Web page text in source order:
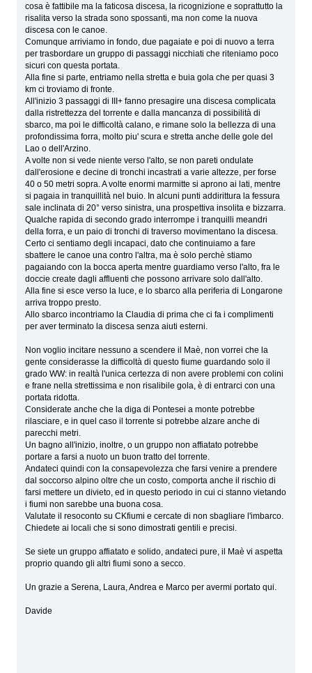
cosa è fattibile ma la faticosa discesa, la ricognizione e soprattutto la
risalita verso la strada sono spossanti, ma non come la nuova
discesa con le canoe.
Comunque arriviamo in fondo, due pagaiate e poi di nuovo a terra
per trasbordare un gruppo di passaggi nicchiati che riteniamo poco
sicuri con questa portata.
Alla fine si parte, entriamo nella stretta e buia gola che per quasi 3
km ci troviamo di fronte.
All'inizio 3 passaggi di III+ fanno presagire una discesa complicata
dalla ristrettezza del torrente e dalla mancanza di possibilità di
sbarco, ma poi le difficoltà calano, e rimane solo la bellezza di una
profondissima forra, molto piu' scura e stretta anche delle gole del
Lao o dell'Arzino.
A volte non si vede niente verso l'alto, se non pareti ondulate
dall'erosione e decine di tronchi incastrati a varie altezze, per forse
40 o 50 metri sopra. A volte enormi marmitte si aprono ai lati, mentre
si pagaia in tranquillità nel buio. In alcuni punti addirittura la fessura
sale inclinata di 20° verso sinistra, una prospettiva insolita e bizzarra.
Qualche rapida di secondo grado interrompe i tranquilli meandri
della forra, e un paio di tronchi di traverso movimentano la discesa.
Certo ci sentiamo degli incapaci, dato che continuiamo a fare
sbattere le canoe una contro l'altra, ma è solo perchè stiamo
pagaiando con la bocca aperta mentre guardiamo verso l'alto, fra le
doccie create dagli affluenti che possono arrivare solo dall'alto.
Alla fine si esce verso la luce, e lo sbarco alla periferia di Longarone
arriva troppo presto.
Allo sbarco incontriamo la Claudia di prima che ci fa i complimenti
per aver terminato la discesa senza aiuti esterni.
Non voglio incitare nessuno a scendere il Maè, non vorrei che la
gente considerasse la difficoltà di questo fiume guardando solo il
grado WW: in realtà l'unica certezza di non avere problemi con colini
e frane nella strettissima e non risalibile gola, è di entrarci con una
portata ridotta.
Considerate anche che la diga di Pontesei a monte potrebbe
rilasciare, e in quel caso il torrente si potrebbe alzare anche di
parecchi metri.
Un bagno all'inizio, inoltre, o un gruppo non affiatato potrebbe
portare a farsi a nuoto un buon tratto del torrente.
Andateci quindi con la consapevolezza che farsi venire a prendere
dal soccorso alpino oltre che un costo, comporta anche il rischio di
farsi mettere un divieto, ed in questo periodo in cui ci stanno vietando
i fiumi non sarebbe una buona cosa.
Valutate il resoconto su CKfiumi e cercate di non sbagliare l'imbarco.
Chiedete ai locali che si sono dimostrati gentili e precisi.
Se siete un gruppo affiatato e solido, andateci pure, il Maè vi aspetta
proprio quando gli altri fiumi sono a secco.
Un grazie a Serena, Laura, Andrea e Marco per avermi portato qui.
Davide